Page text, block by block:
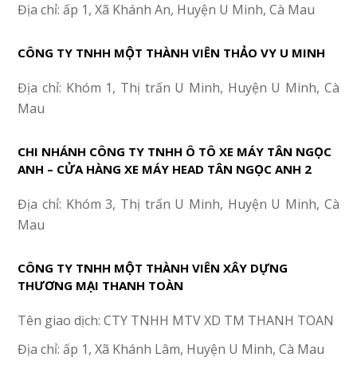
Địa chỉ: ấp 1, Xã Khánh An, Huyện U Minh, Cà Mau
CÔNG TY TNHH MỘT THÀNH VIÊN THẢO VY U MINH
Địa chỉ: Khóm 1, Thị trấn U Minh, Huyện U Minh, Cà
Mau
CHI NHÁNH CÔNG TY TNHH Ô TÔ XE MÁY TÂN NGỌC
ANH – CỬA HÀNG XE MÁY HEAD TÂN NGỌC ANH 2
Địa chỉ: Khóm 3, Thị trấn U Minh, Huyện U Minh, Cà
Mau
CÔNG TY TNHH MỘT THÀNH VIÊN XÂY DỰNG
THƯƠNG MẠI THANH TOÀN
Tên giao dịch: CTY TNHH MTV XD TM THANH TOAN
Địa chỉ: ấp 1, Xã Khánh Lâm, Huyện U Minh, Cà Mau